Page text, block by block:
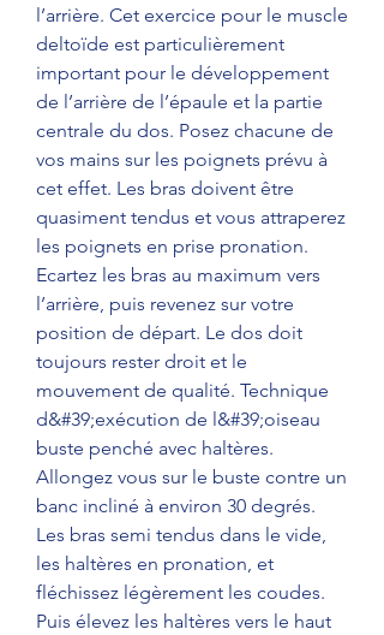
l’arrière. Cet exercice pour le muscle
deltoïde est particulièrement
important pour le développement
de l’arrière de l’épaule et la partie
centrale du dos. Posez chacune de
vos mains sur les poignets prévu à
cet effet. Les bras doivent être
quasiment tendus et vous attraperez
les poignets en prise pronation.
Ecartez les bras au maximum vers
l’arrière, puis revenez sur votre
position de départ. Le dos doit
toujours rester droit et le
mouvement de qualité. Technique
d&#39;exécution de l&#39;oiseau
buste penché avec haltères.
Allongez vous sur le buste contre un
banc incliné à environ 30 degrés.
Les bras semi tendus dans le vide,
les haltères en pronation, et
fléchissez légèrement les coudes.
Puis élevez les haltères vers le haut